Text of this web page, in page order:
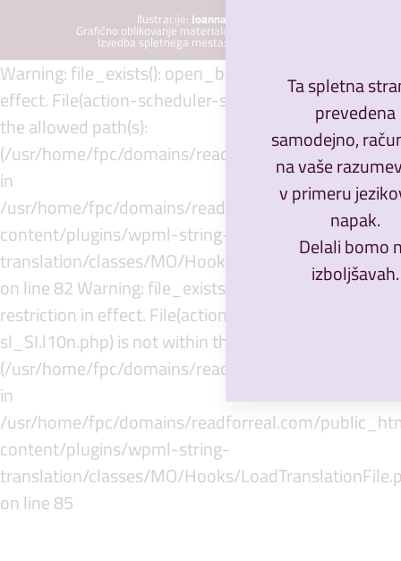
Ilustracije: Joanna Gniady
Grafično oblikovanje materialov:
Izvedba spletnega mesta:
Warning: file_exists(): open_basedir restriction in
effect. File(action-scheduler-sl_SI.mo) is not within
the allowed path(s):
(/usr/home/fpc/domains/readforreal.com/
in
/usr/home/fpc/domains/readforreal.com/
content/plugins/wpml-string-
translation/classes/MO/Hooks/
on line 82 Warning: file_exists(): open_basedir
restriction in effect. File(action-scheduler-
sl_SI.l10n.php) is not within the allowed path(s):
(/usr/home/fpc/domains/readforreal.com/
in
/usr/home/fpc/domains/readforreal.com/
content/plugins/wpml-string-
translation/classes/MO/Hooks/
on line 85
Ta spletna
prevedena
samodejno,
na vaše
v primeru
napak.
Delali bomo
izboljšavah.